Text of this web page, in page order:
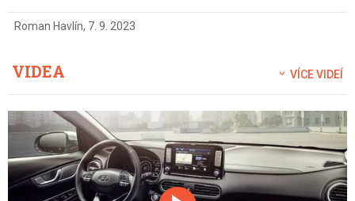
Roman Havlín, 7. 9. 2023
VIDEA VÍCE VIDEÍ